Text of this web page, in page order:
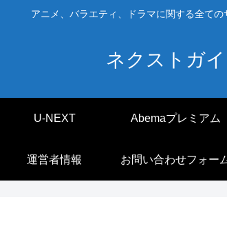
アニメ、バラエティ、ドラマに関する全ての
ネクストガ
U-NEXT Abemaプレミアム
運営者情報 お問い合わせフォー